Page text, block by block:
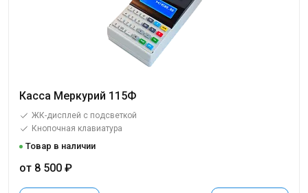
Касса Меркурий 115Ф
ЖК-дисплей с подсветкой
Кнопочная клавиатура
Товар в наличии
от 8 500 ₽